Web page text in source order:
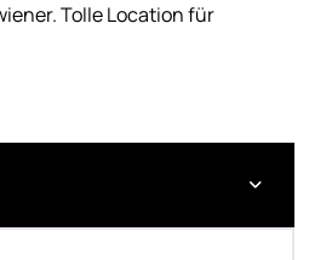
Tolle Location für